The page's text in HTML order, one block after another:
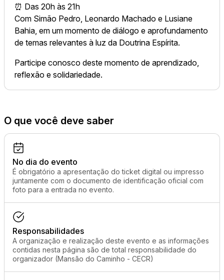
⏰ Das 20h às 21h
Com Simão Pedro, Leonardo Machado e Lusiane
Bahia, em um momento de diálogo e aprofundamento
de temas relevantes à luz da Doutrina Espírita.
Participe conosco deste momento de aprendizado,
reflexão e solidariedade.
O que você deve saber
No dia do evento
É obrigatório a apresentação do ticket digital ou impresso
juntamente com o documento de identificação oficial com
foto para a entrada no evento.
Responsabilidades
A organização e realização deste evento e as informações
contidas nesta página são de total responsabilidade do
organizador (Mansão do Caminho - CECR)